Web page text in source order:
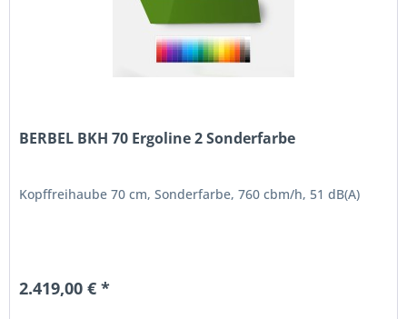
BERBEL BKH 70 Ergoline 2 Sonderfarbe
Kopffreihaube 70 cm, Sonderfarbe, 760 cbm/h, 51 dB(A)
2.419,00 € *